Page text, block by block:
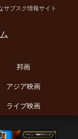
サブスク情報サイト
邦画
アジア映画
ライブ映画